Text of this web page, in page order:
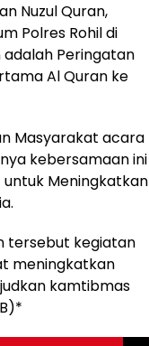
Nuzul Quran,
Polres Rohil di
adalah Peringatan
Al Quran ke
Masyarakat acara
kebersamaan ini
Meningkatkan
tersebut kegiatan
meningkatkan
kamtibmas